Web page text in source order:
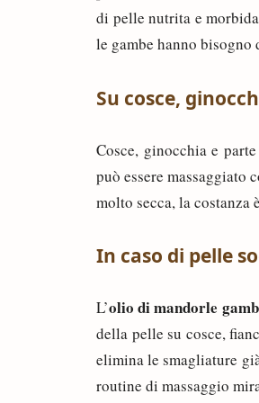
di pelle nutrita e
le gambe hanno
Su cosce,
Cosce, ginocchia e
può essere
molto secca, la
In caso di pelle
L’olio di mandorle
della pelle su cosce,
elimina le smagliature
routine di massaggio